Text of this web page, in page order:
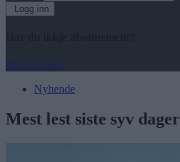
Logg inn
Bli abonnent
Nyhende
Mest lest siste syv dager